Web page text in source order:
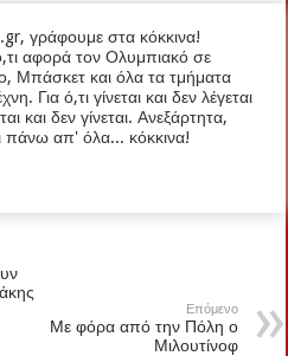
γράφουμε στα κόκκινα!
αφορά τον Ολυμπιακό σε
Μπάσκετ και όλα τα τμήματα
Για ό,τι γίνεται και δεν λέγεται
και δεν γίνεται. Ανεξάρτητα,
πάνω απ' όλα... κόκκινα!
Επόμενο
Με φόρα από την Πόλη ο
Μιλουτίνοφ